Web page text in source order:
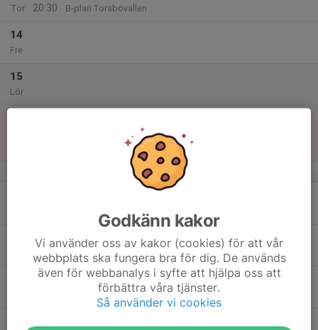
Tor
20:30
B-plan Torsbovallen
14
Fre
15
Lör
Pojkar Div 6 Vara
v.34
B-plan Torsbovallen
17:00
Träning Gräs
B-plan Torsbovallen
Godkänn kakor
Vi använder oss av kakor (cookies) för att vår
webbplats ska fungera bra för dig. De används
även för webbanalys i syfte att hjälpa oss att
förbättra våra tjänster.
Så använder vi cookies